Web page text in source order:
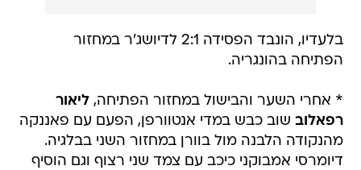
בלעדיו, הונבד הפסידה 2:1 לדיושג'ר במחזור
הפתיחה בהונגריה.
* אחרי השער והבישול במחזור הפתיחה,ליאור
רפאלוב שוב כבש במדי אנטוורפן, הפעם עם פאננקה
מהנקודה הלבנה מול בוורן במחזור השני בבלגיה.
דיומרסי אמבוקני כיכב עם צמד שני רצוף וגם הוסיף